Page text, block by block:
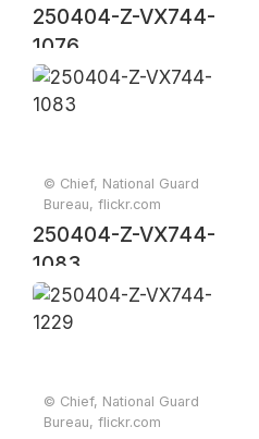
250404-Z-VX744-
1076
© Chief, National Guard
Bureau, flickr.com
250404-Z-VX744-
1083
© Chief, National Guard
Bureau, flickr.com